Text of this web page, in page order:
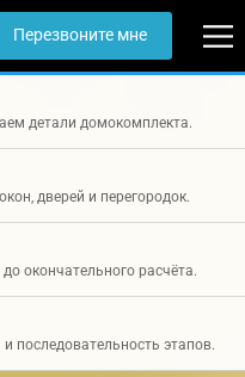
Перезвоните мне
детали домокомплекта.
дверей и перегородок.
окончательного расчёта.
последовательность этапов.